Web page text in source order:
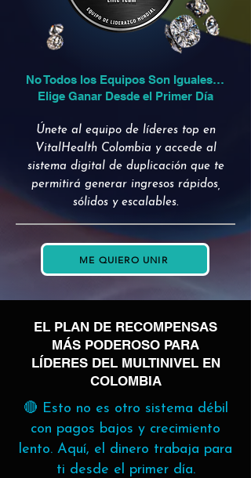
No Todos los Equipos Son Iguales…
Elige Ganar Desde el Primer Día
Únete al equipo de líderes top en
VitalHealth Colombia y accede al
sistema digital de duplicación que te
permitirá generar ingresos rápidos,
sólidos y escalables.
ME QUIERO UNIR
EL PLAN DE RECOMPENSAS
MÁS PODEROSO PARA
LÍDERES DEL MULTINIVEL EN
COLOMBIA
🔴 Esto no es otro sistema débil
con pagos bajos y crecimiento
lento. Aquí, el dinero trabaja para
ti desde el primer día.